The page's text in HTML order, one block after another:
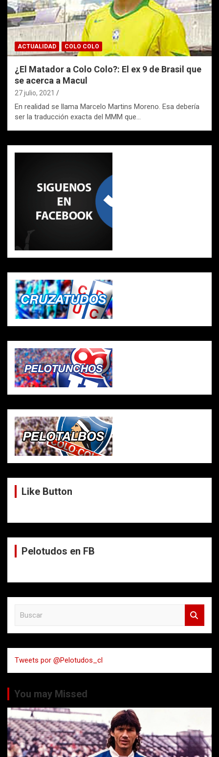
ACTUALIDAD COLO COLO
¿El Matador a Colo Colo?: El ex 9 de Brasil que
se acerca a Macul
27 julio, 2021
En realidad se llama Marcelo Martins Moreno. Esa debería
ser la traducción exacta del MMM que…
Like Button
Pelotudos en FB
a
r
Tweets por @Pelotudos_cl
You may Missed